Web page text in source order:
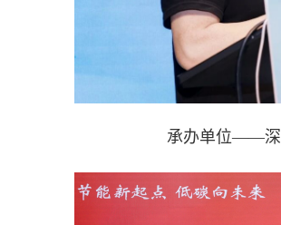
承办单位——深